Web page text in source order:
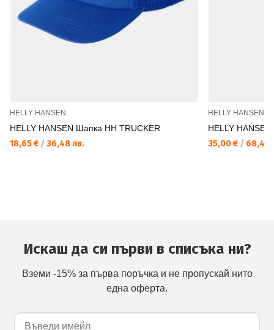
HELLY HANSEN
HELLY HANSEN Шапка HH TRUCKER
18,65 € / 36,48 лв.
HELLY HANSEN
HELLY
35,00 € / 68,45
Искаш да си първи в списъка ни?
Вземи -15% за първа поръчка и не пропускай нито
една оферта.